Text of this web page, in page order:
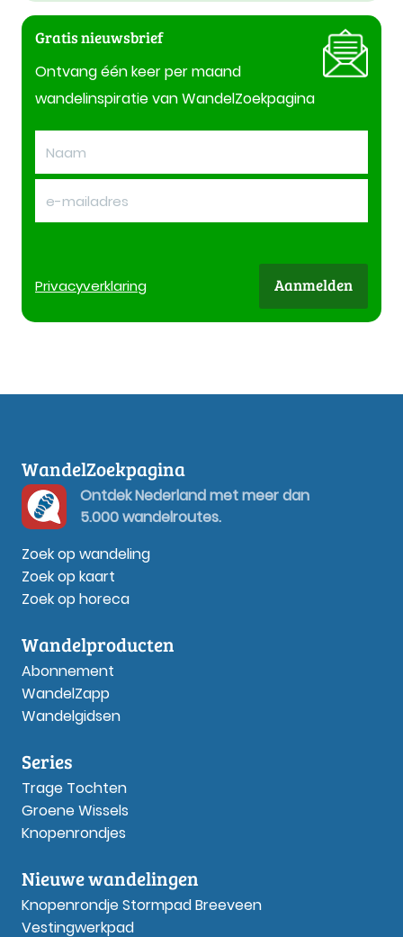
Gratis nieuwsbrief
Ontvang één keer per maand
wandelinspiratie van WandelZoekpagina
Privacyverklaring Aanmelden
WandelZoekpagina
Ontdek Nederland met meer dan
5.000 wandelroutes.
Zoek op wandeling
Zoek op kaart
Zoek op horeca
Wandelproducten
Abonnement
WandelZapp
Wandelgidsen
Series
Trage Tochten
Groene Wissels
Knopenrondjes
Nieuwe wandelingen
Knopenrondje Stormpad Breeveen
Vestingwerkpad